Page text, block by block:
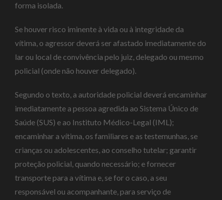
forma isolada.
Se houver risco iminente à vida ou à integridade da
vítima, o agressor deverá ser afastado imediatamente do
lar ou local de convivência pelo juiz, delegado ou mesmo
policial (onde não houver delegado).
Segundo o texto, a autoridade policial deverá encaminhar
imediatamente a pessoa agredida ao Sistema Único de
Saúde (SUS) e ao Instituto Médico-Legal (IML);
encaminhar a vítima, os familiares e as testemunhas, se
crianças ou adolescentes, ao conselho tutelar; garantir
proteção policial, quando necessário; e fornecer
transporte para a vítima e, se for o caso, a seu
responsável ou acompanhante, para serviço de